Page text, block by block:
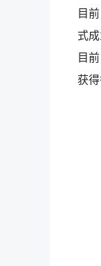
目
式
目
获